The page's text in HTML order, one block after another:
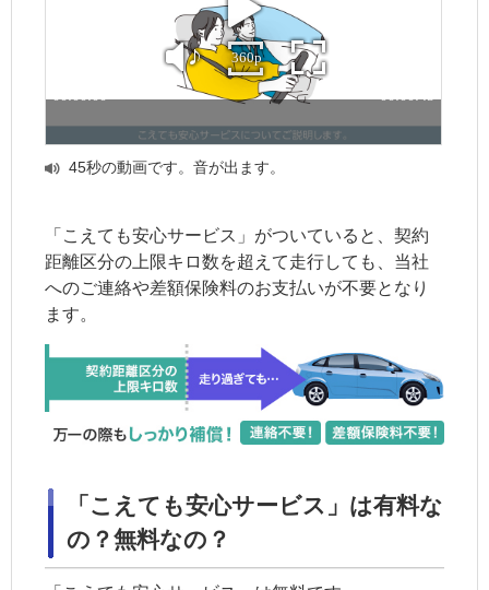
45秒の動画です。音が出ます。
「こえても安心サービス」がついていると、契約
距離区分の上限キロ数を超えて走行しても、当社
へのご連絡や差額保険料のお支払いが不要となり
ます。
「こえても安心サービス」は有料な
の？無料なの？